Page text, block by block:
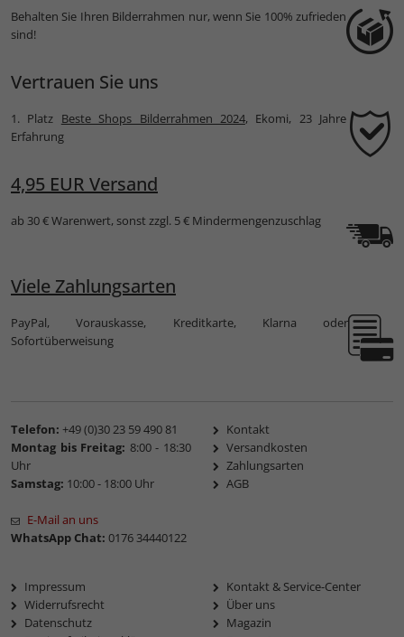
Behalten Sie Ihren Bilderrahmen nur, wenn Sie 100% zufrieden
sind!
Vertrauen Sie uns
1. Platz Beste Shops Bilderrahmen 2024, Ekomi, 23 Jahre
Erfahrung
4,95 EUR Versand
ab 30 € Warenwert, sonst zzgl. 5 € Mindermengenzuschlag
Viele Zahlungsarten
PayPal, Vorauskasse, Kreditkarte, Klarna oder
Sofortüberweisung
Telefon: +49 (0)30 23 59 490 81
Montag bis Freitag: 8:00 - 18:30
Uhr
Samstag: 10:00 - 18:00 Uhr
E-Mail an uns
WhatsApp Chat: 0176 34440122
Kontakt
Versandkosten
Zahlungsarten
AGB
Impressum
Widerrufsrecht
Datenschutz
Kontakt & Service-Center
Über uns
Magazin